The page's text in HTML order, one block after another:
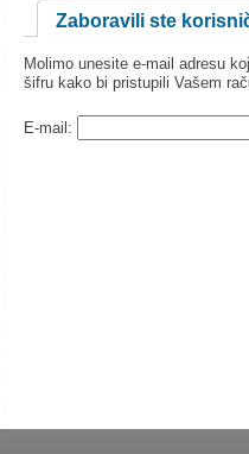
Zaboravili ste
Molimo unesite e-mail adresu
šifru kako bi pristupili Vašem
E-mail: